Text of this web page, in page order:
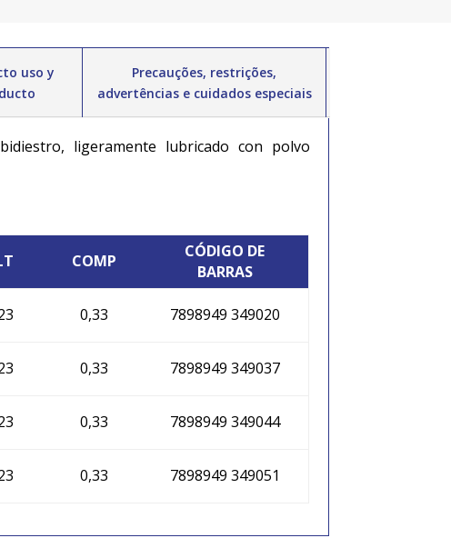
uso y
Precauções, restrições,
advertências e cuidados especiais
ligeramente lubricado con polvo
COMP
CÓDIGO DE
BARRAS
0,33 7898949 349020
0,33 7898949 349037
0,33 7898949 349044
0,33 7898949 349051